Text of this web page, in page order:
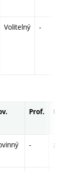
Volitelný -
Prof. Uk.
- zá